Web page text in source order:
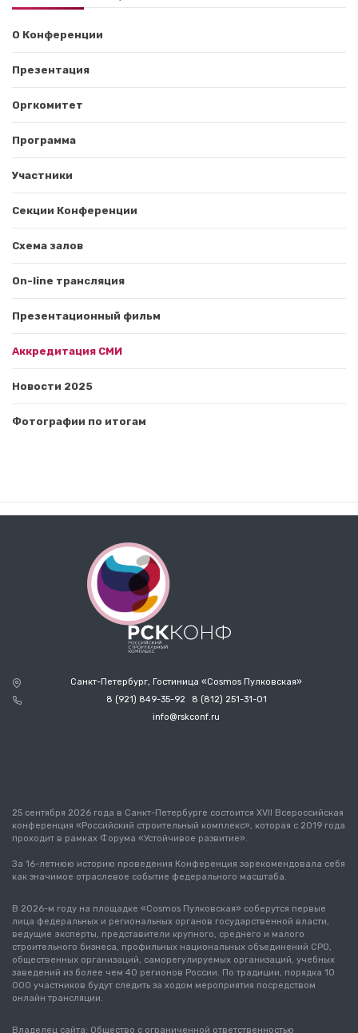
О Конференции
Презентация
Оргкомитет
Программа
Участники
Секции Конференции
Схема залов
On-line трансляция
Презентационный фильм
Аккредитация СМИ
Новости 2025
Фотографии по итогам
Санкт-Петербург, Гостиница «Cosmos Пулковская»
8 (921) 849-35-92
8 (812) 251-31-01
info@rskconf.ru
25 сентября 2026 года в Санкт-Петербурге состоится XVII Всероссийская
конференция «Российский строительный комплекс», которая с 2019 года
проходит в рамках Форума «Устойчивое развитие».
За 16-летнюю историю проведения Конференция зарекомендовала себя
как значимое отраслевое событие федерального масштаба.
В 2026-м году на площадке «Cosmos Пулковская» соберутся первые
лица федеральных и региональных органов государственной власти,
ведущие эксперты, представители крупного, среднего и малого
строительного бизнеса, профильных национальных объединений СРО,
общественных организаций, саморегулируемых организаций, учебных
заведений из более чем 40 регионов России. По традиции, порядка 10
000 участников будут следить за ходом мероприятия посредством
онлайн трансляции.
Владелец сайта: Общество с ограниченной ответственностью